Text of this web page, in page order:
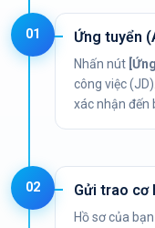
01 Ứng tuyển
Nhấn nút
công việc
xác nhận đến
02 Gửi trao cơ
Hồ sơ của